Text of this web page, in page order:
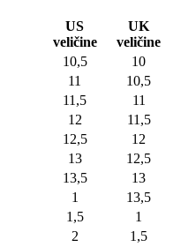
US
veličine
UK
veličine
10,5
10
11
10,5
11,5
11
12
11,5
12,5
12
13
12,5
13,5
13
1
13,5
1,5
1
2
1,5